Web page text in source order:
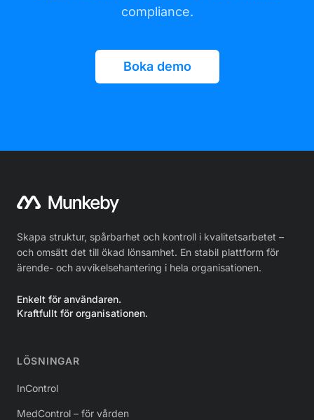
compliance.
Boka demo
Skapa struktur, spårbarhet och kontroll i kvalitetsarbetet –
och omsätt det till ökad lönsamhet. En stabil plattform för
ärende- och avvikelsehantering i hela organisationen.
Enkelt för användaren.
Kraftfullt för organisationen.
LÖSNINGAR
InControl
MedControl – för vården